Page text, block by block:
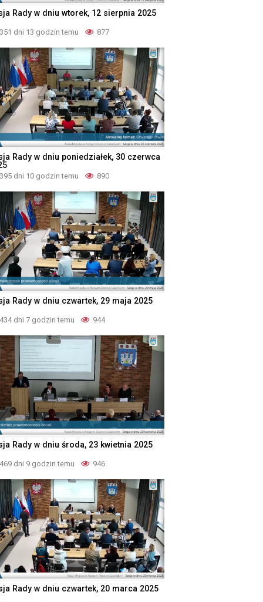
Rady w dniu wtorek, 12 sierpnia 2025
351 dni 13 godzin temu 877
Rady w dniu poniedziałek, 30 czerwca
395 dni 10 godzin temu 890
Rady w dniu czwartek, 29 maja 2025
434 dni 7 godzin temu 944
Rady w dniu środa, 23 kwietnia 2025
469 dni 9 godzin temu 946
Rady w dniu czwartek, 20 marca 2025